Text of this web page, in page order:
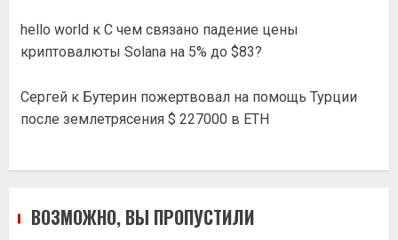
hello world к С чем связано падение цены
криптовалюты Solana на 5% до $83?
Сергей к Бутерин пожертвовал на помощь Турции
после землетрясения $ 227000 в ETH
ВОЗМОЖНО, ВЫ ПРОПУСТИЛИ